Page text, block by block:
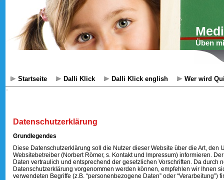
Üben
Startseite Dalli Klick Dalli Klick english Wer wird
Datenschutzerklärung
Grundlegendes
Diese Datenschutzerklärung soll die Nutzer dieser Website über die Art,
Websitebetreiber (Norbert Römer, s. Kontakt und Impressum) informieren.
Daten vertraulich und entsprechend der gesetzlichen Vorschriften. Da
Datenschutzerklärung vorgenommen werden können, empfehlen wir Ihnen
verwendeten Begriffe (z.B. “personenbezogene Daten” oder “Verarbeitung”)